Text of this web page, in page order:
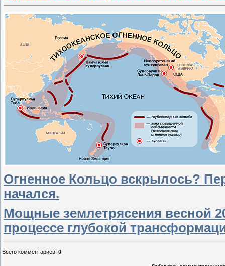
Огненное Кольцо вскрылось?
начался.
Мощные землетрясения весной
процессе глубокой
Всего комментариев: 0